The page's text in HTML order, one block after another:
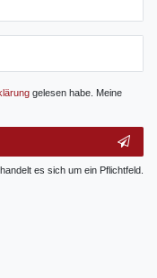
gelesen habe. Meine
es sich um ein Pflichtfeld.